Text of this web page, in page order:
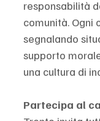
responsabilità
comunità. Ogni
segnalando
supporto
una cultura di
Partecipa al